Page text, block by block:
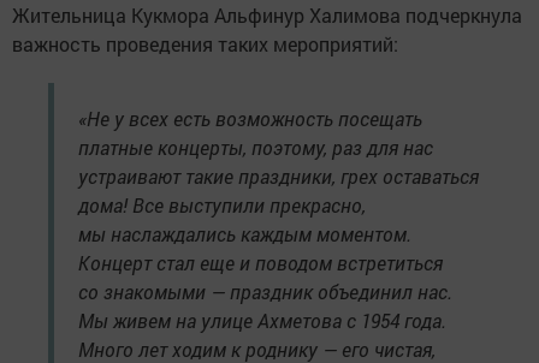
Жительница Кукмора Альфинур Халимова подчеркнула
важность проведения таких мероприятий:
«Не у всех есть возможность посещать
платные концерты, поэтому, раз для нас
устраивают такие праздники, грех оставаться
дома! Все выступили прекрасно,
мы наслаждались каждым моментом.
Концерт стал еще и поводом встретиться
со знакомыми — праздник объединил нас.
Мы живем на улице Ахметова с 1954 года.
Много лет ходим к роднику — его чистая,